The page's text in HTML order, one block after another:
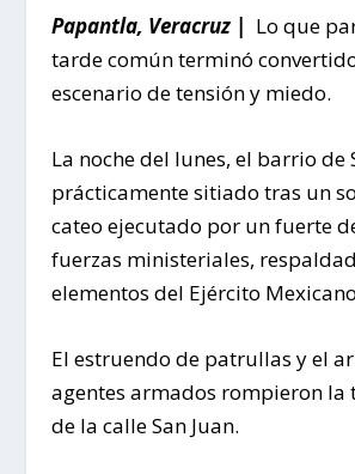
Papantla, Veracruz | Lo que
tarde común terminó
escenario de tensión y miedo.
La noche del lunes, el barrio de
prácticamente sitiado tras un
cateo ejecutado por un fuerte
fuerzas ministeriales,
elementos del Ejército
El estruendo de patrullas y el
agentes armados rompieron
de la calle San Juan.